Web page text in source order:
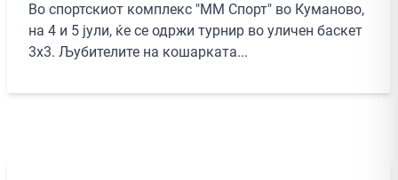
Во спортскиот комплекс "ММ Спорт" во Куманово,
на 4 и 5 јули, ќе се одржи турнир во уличен баскет
3х3. Љубителите на кошарката...